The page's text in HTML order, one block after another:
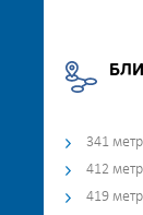
341
412
419